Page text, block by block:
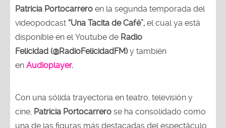
Patricia Portocarrero en la segunda temporada del
videopodcast “Una Tacita de Café”, el cual ya está
disponible en el Youtube de Radio
Felicidad (@RadioFelicidadFM)y también
en Audioplayer.
Con una sólida trayectoria en teatro, televisión y
cine, Patricia Portocarrero se ha consolidado como
una de las figuras más destacadas del espectáculo